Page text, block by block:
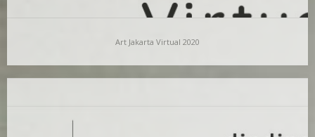
Art Jakarta Virtual 2020